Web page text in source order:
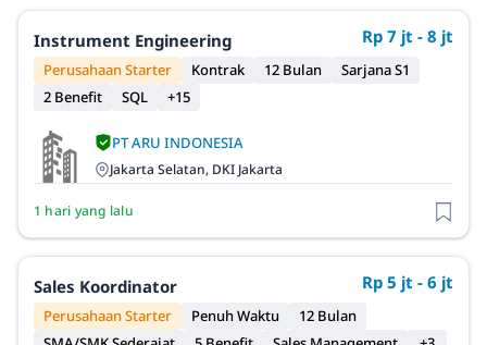
Instrument Engineering Rp 7 jt - 8 jt
Perusahaan Starter Kontrak 12 Bulan
Sarjana S1
2 Benefit
SQL +15
PT ARU INDONESIA
Jakarta Selatan, DKI Jakarta
1 hari yang lalu
Sales Koordinator Rp 5 jt - 6 jt
Perusahaan Starter Penuh Waktu
12 Bulan